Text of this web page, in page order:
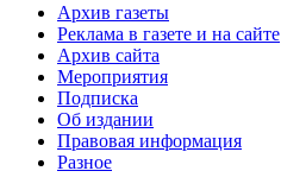
Архив газеты
Реклама в газете и на сайте
Архив сайта
Мероприятия
Подписка
Об издании
Правовая информация
Разное